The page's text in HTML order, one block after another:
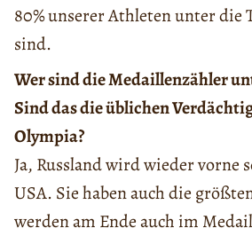
80% unserer Athleten unter die
sind.
Wer sind die Medaillenzähler
Sind das die üblichen
Olympia?
Ja, Russland wird wieder vorne
USA. Sie haben auch die
werden am Ende auch im